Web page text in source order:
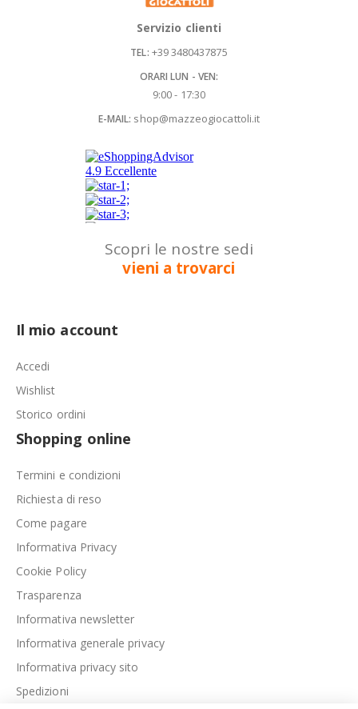
Servizio clienti
TEL: +39 3480437875
ORARI LUN - VEN:
9:00 - 17:30
E-MAIL: shop@mazzeogiocattoli.it
Scopri le nostre sedi
vieni a trovarci
Il mio account
Accedi
Wishlist
Storico ordini
Shopping online
Termini e condizioni
Richiesta di reso
Come pagare
Informativa Privacy
Cookie Policy
Trasparenza
Informativa newsletter
Informativa generale privacy
Informativa privacy sito
Spedizioni